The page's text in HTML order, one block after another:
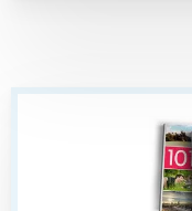
Warszawa